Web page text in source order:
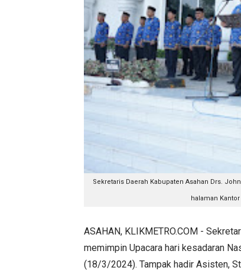
Sekretaris Daerah Kabupaten Asahan Drs.
halaman
ASAHAN, KLIKMETRO.COM -
memimpin Upacara hari kesadaran
(18/3/2024). Tampak hadir Asisten,